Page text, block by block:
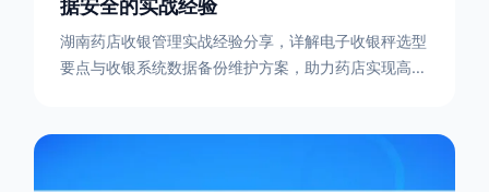
据安全的实战经验
湖南药店收银管理实战经验分享，详解电子收银秤选型
要点与收银系统数据备份维护方案，助力药店实现高效